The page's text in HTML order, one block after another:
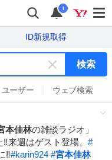
i
ID新規取得
キ
ー
ワ
ド
を
消
検索
ユーザー ウェブ検索
本佳林の雑談ラジオ」
来週はゲスト登場、 #
‼️#karin924 #宮本佳林